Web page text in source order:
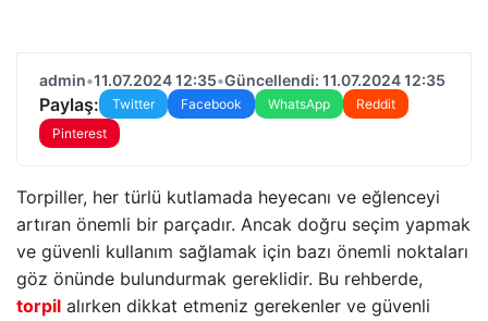
admin•11.07.2024 12:35•Güncellendi: 11.07.2024 12:35
Paylaş: Twitter Facebook WhatsApp
Reddit
Pinterest
Torpiller, her türlü kutlamada heyecanı ve eğlenceyi
artıran önemli bir parçadır. Ancak doğru seçim yapmak
ve güvenli kullanım sağlamak için bazı önemli noktaları
göz önünde bulundurmak gereklidir. Bu rehberde,
torpil alırken dikkat etmeniz gerekenler ve güvenli